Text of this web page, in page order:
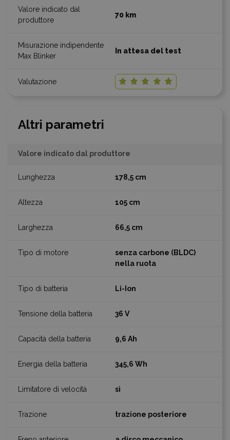
70 km
In attesa del test
Altri parametri
Valore indicato dal produttore
178,5 cm
105 cm
66,5 cm
senza carbone (BLDC)
nella ruota
Li-Ion
36 V
9,6 Ah
345,6 Wh
sì
trazione posteriore